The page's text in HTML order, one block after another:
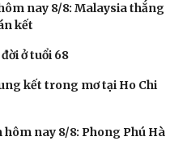
nay 8/8: Malaysia thắng
kết
ở tuổi 68
kết trong mơ tại Ho Chi
nay 8/8: Phong Phú Hà